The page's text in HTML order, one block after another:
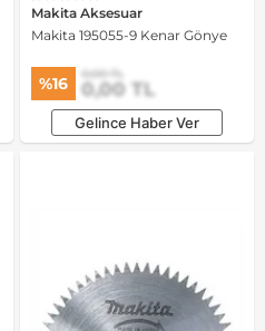
Makita Aksesuar
Makita 195055-9 Kenar Gönye
%16 0,00 TL
0,00 TL
Gelince Haber Ver